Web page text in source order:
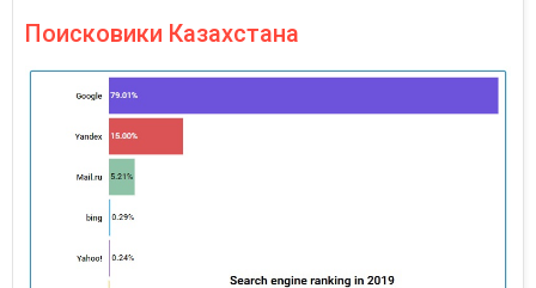
Поисковики Казахстана